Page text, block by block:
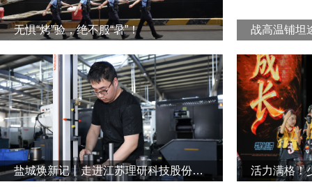
无惧“烤”验，绝不服“暑”！ 战高温铺坦
盐城焕新记丨走进江苏理研科技股份有限公司 活力满格！